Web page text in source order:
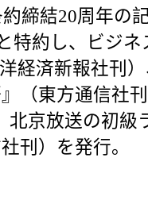
締結20周年の
特約し、ビジ
経済新報社刊
（東方通信社
北京放送の初
刊）を発行。